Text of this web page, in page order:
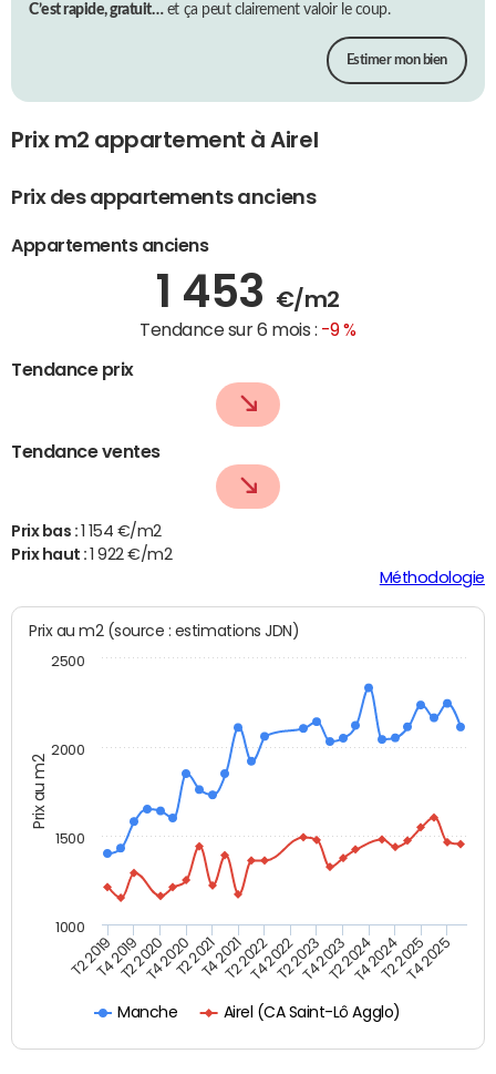
C’est rapide, gratuit…et ça peut clairement valoir le coup.
Estimer mon bien
Prix m2 appartement à Airel
Prix des appartements anciens
Appartements anciens
1 453 €/m2
Tendance sur 6 mois : -9 %
Tendance prix
Tendance ventes
Prix bas : 1 154 €/m2
Prix haut :1 922 €/m2
Méthodologie
Prix au m2
Prix au m2 (source : estimations JDN)
Manche Airel (CA Saint-Lô Agglo)
T2 2019T4 2019T2 2020T4 2020T2 2021T4 2021T2 2022T4 2022T2 2023T4 2023T2 2024T4 2024T2 2025T4 2025
1000
1500
2000
2500